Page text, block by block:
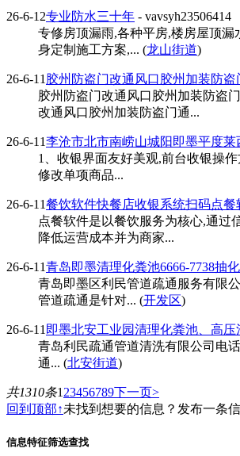
26-6-12专业防水三十年 - vavsyh23506414
专修房顶漏雨,各种平房,楼房屋顶
身定制施工方案,... (龙山街道)
26-6-11 胶州防盗门改通风口胶州加装防
胶州防盗门改通风口胶州加装防盗
改通风口胶州加装防盗门通...
26-6-11李沧市北市南崂山城阳即墨平度
1、收银界面友好美观,前台收银操
修改单项商品...
26-6-11餐饮软件快餐店收银系统扫码点
点餐软件是以餐饮服务为核心,通过
降低运营成本并为商家...
26-6-11青岛即墨清理化粪池6666-7738抽
青岛即墨区利民管道疏通服务有限
管道疏通是针对... (开发区)
26-6-11 即墨北安工业园清理化粪池、高
青岛利民疏通管道清洗有限公司电
通... (北安街道)
共1310条1 23456789下一页>
回到顶部↑未找到想要的信息？发布一条
信息特征筛选查找